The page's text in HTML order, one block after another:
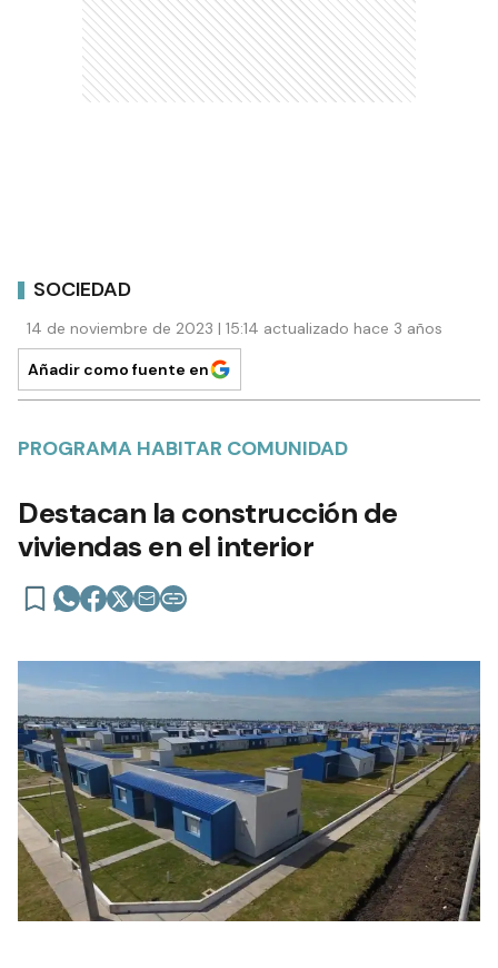
SOCIEDAD
14 de noviembre de 2023 | 15:14 actualizado hace 3 años
Añadir como fuente en
PROGRAMA HABITAR COMUNIDAD
Destacan la construcción de
viviendas en el interior